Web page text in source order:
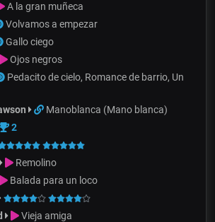
A la gran muñeca
Volvamos a empezar
Gallo ciego
Ojos negros
Pedacito de cielo, Romance de barrio, Un
Manoblanca (Mano blanca)
2
Remolino
Balada para un loco
Vieja amiga